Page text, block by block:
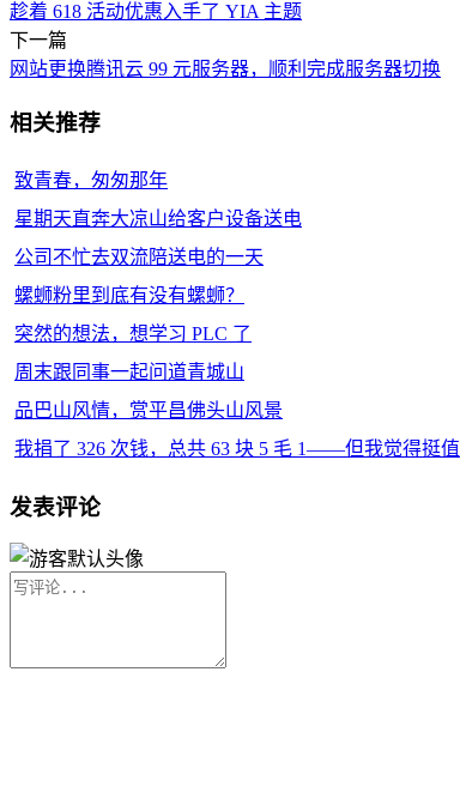
趁着 618 活动优惠入手了 YIA 主题
下一篇
网站更换腾讯云 99 元服务器，顺利完成服务器切换
相关推荐
致青春，匆匆那年
星期天直奔大凉山给客户设备送电
公司不忙去双流陪送电的一天
螺蛳粉里到底有没有螺蛳？
突然的想法，想学习 PLC 了
周末跟同事一起问道青城山
品巴山风情，赏平昌佛头山风景
我捐了 326 次钱，总共 63 块 5 毛 1——但我觉得挺值
发表评论